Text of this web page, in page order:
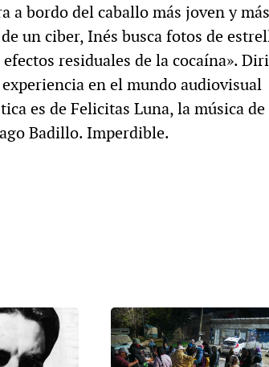
a bordo del caballo más joven y más
un ciber, Inés busca fotos de
residuales de la cocaína».
en el mundo audiovisual
es de Felicitas Luna, la música de
Badillo. Imperdible.